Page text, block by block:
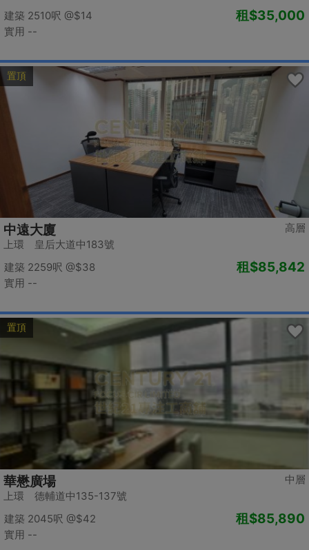
建築 2510呎 @$14
實用 --
租$35,000
置頂
高層
中遠大廈
上環 皇后大道中183號
建築 2259呎 @$38
實用 --
租$85,842
置頂
中層
華懋廣場
上環 德輔道中135-137號
建築 2045呎 @$42
實用 --
租$85,890